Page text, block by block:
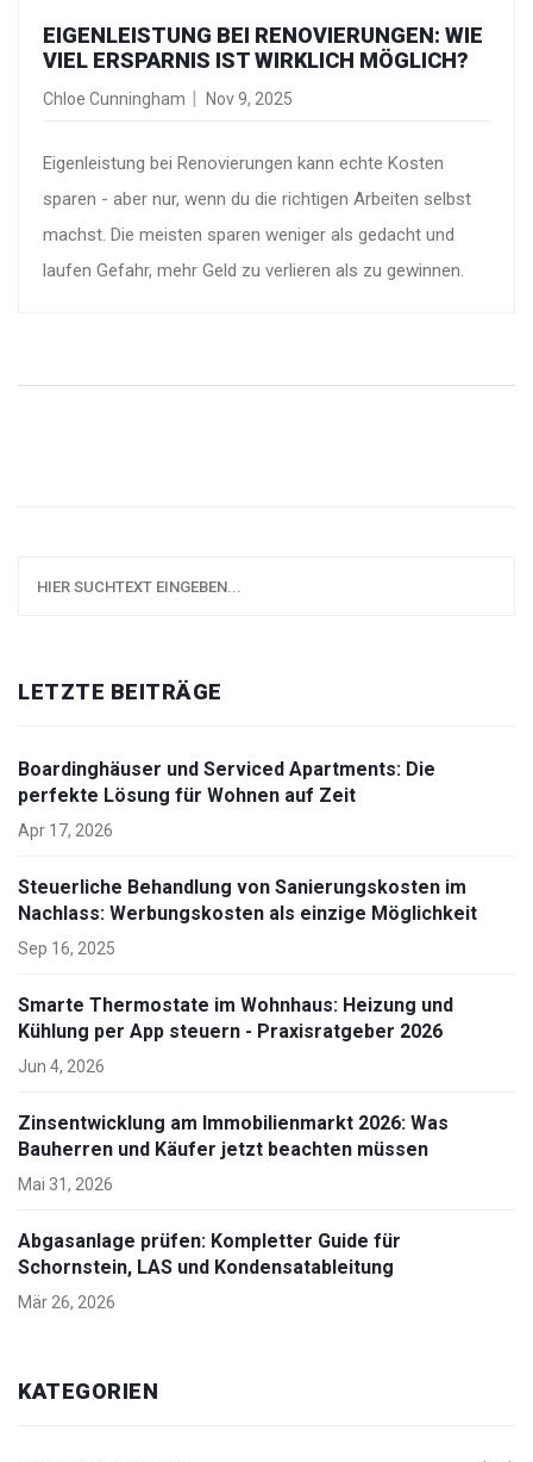
EIGENLEISTUNG BEI RENOVIERUNGEN: WIE
VIEL ERSPARNIS IST WIRKLICH MÖGLICH?
Chloe Cunningham Nov 9, 2025
Eigenleistung bei Renovierungen kann echte Kosten
sparen - aber nur, wenn du die richtigen Arbeiten selbst
machst. Die meisten sparen weniger als gedacht und
laufen Gefahr, mehr Geld zu verlieren als zu gewinnen.
LETZTE BEITRÄGE
Boardinghäuser und Serviced Apartments: Die
perfekte Lösung für Wohnen auf Zeit
Apr 17, 2026
Steuerliche Behandlung von Sanierungskosten im
Nachlass: Werbungskosten als einzige Möglichkeit
Sep 16, 2025
Smarte Thermostate im Wohnhaus: Heizung und
Kühlung per App steuern - Praxisratgeber 2026
Jun 4, 2026
Zinsentwicklung am Immobilienmarkt 2026: Was
Bauherren und Käufer jetzt beachten müssen
Mai 31, 2026
Abgasanlage prüfen: Kompletter Guide für
Schornstein, LAS und Kondensatableitung
Mär 26, 2026
KATEGORIEN